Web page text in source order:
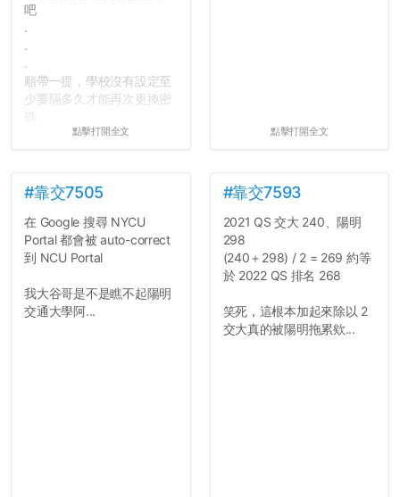
吧
.
.
.
順帶一提，學校沒有設定至
少要隔多久才能再次更換密
所以只要重新設定4次密碼
真是安全呢...
點擊打開全文 點擊打開全文
#靠交7505
在 Google 搜尋 NYCU
Portal 都會被 auto-correct
到 NCU Portal
我大谷哥是不是瞧不起陽明
交通大學阿...
#靠交7593
2021 QS 交大 240、陽明
298
(240＋298) / 2 = 269 約等
於 2022 QS 排名 268
笑死，這根本加起來除以 2
交大真的被陽明拖累欸...